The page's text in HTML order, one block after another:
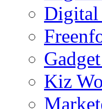
Digital
Kiz